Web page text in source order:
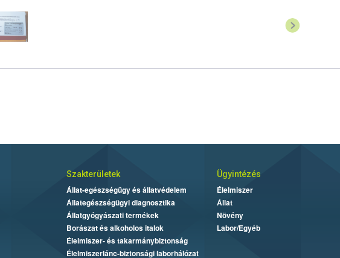
Szakterületek
Állat-egészségügy és állatvédelem
Állategészségügyi diagnosztika
Állatgyógyászati termékek
Borászat és alkoholos italok
Élelmiszer- és takarmánybiztonság
Élelmiszerlánc-biztonsági laborhálózat
Ügyintézés
Élelmiszer
Állat
Növény
Labor/Egyéb